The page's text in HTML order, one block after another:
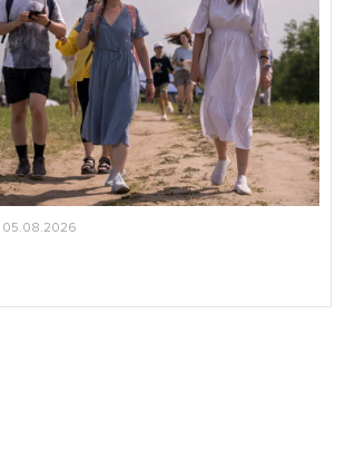
05.08.2026